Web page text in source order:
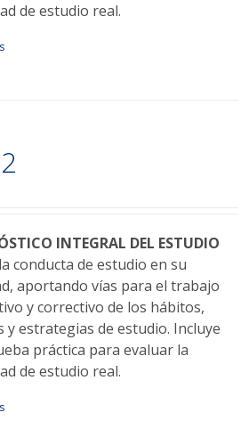
de estudio real.
INTEGRAL DEL ESTUDIO
conducta de estudio en su
aportando vías para el trabajo
y correctivo de los hábitos,
y estrategias de estudio. Incluye
práctica para evaluar la
de estudio real.